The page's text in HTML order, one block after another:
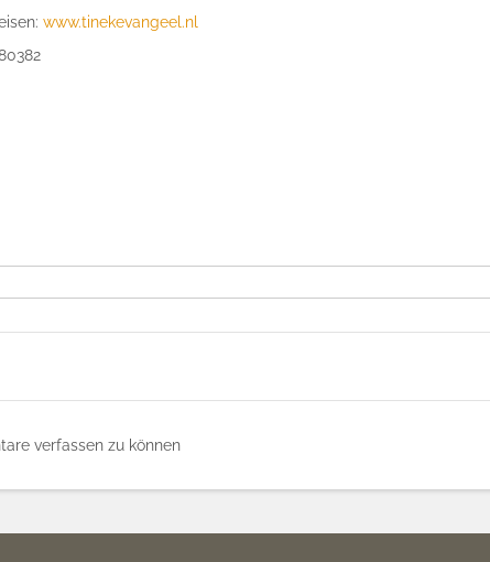
www.tinekevangeel.nl
verfassen zu können